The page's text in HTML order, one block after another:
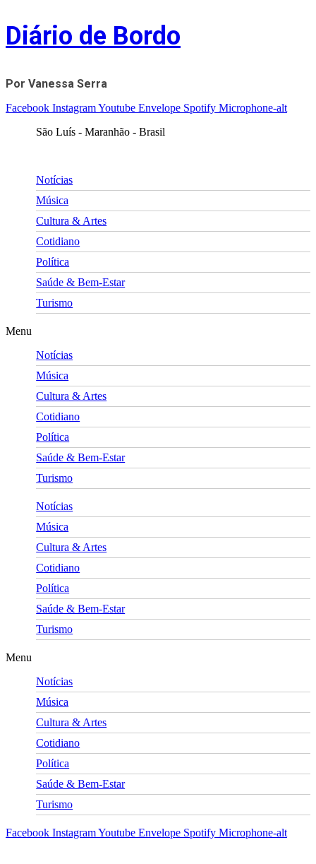
Skip
to
content
Diário de Bordo
Por Vanessa Serra
Facebook InstagramYoutube Envelope Spotify Microphone-alt
São Luís - Maranhão - Brasil
Notícias
Música
Cultura & Artes
Cotidiano
Política
Saúde & Bem-Estar
Turismo
Menu
Notícias
Música
Cultura & Artes
Cotidiano
Política
Saúde & Bem-Estar
Turismo
Notícias
Música
Cultura & Artes
Cotidiano
Política
Saúde & Bem-Estar
Turismo
Menu
Notícias
Música
Cultura & Artes
Cotidiano
Política
Saúde & Bem-Estar
Turismo
Facebook InstagramYoutube Envelope Spotify Microphone-alt